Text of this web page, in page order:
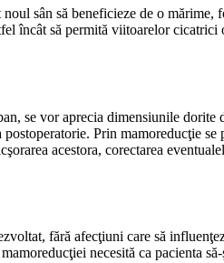
sân să beneficieze de o mărime,
încât să permită viitoarelor cicatrici
se vor aprecia dimensiunile dorite
Prin mamoreducţie se
acestora, corectarea
fără afecţiuni care să
necesită ca pacienta